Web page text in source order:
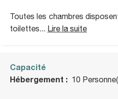
Toutes les chambres
toilettes... Lire la suite
Capacité
Hébergement : 10